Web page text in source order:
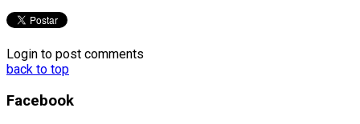
Login to post comments
back to top
Facebook